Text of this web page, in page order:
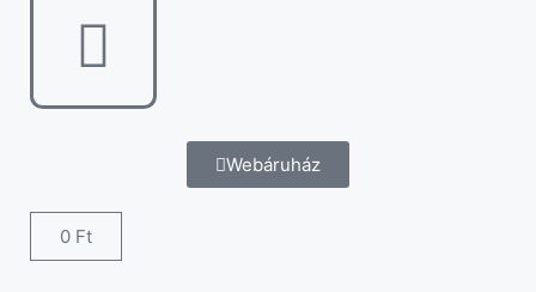
Webáruház
0 Ft